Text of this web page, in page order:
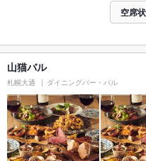
空席
山猫バル
札幌大通 ダイニングバー・バル